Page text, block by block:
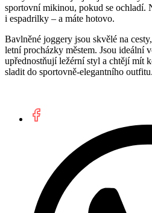
sportovní mikinou, pokud se ochladí.
i espadrilky – a máte hotovo.
Bavlněné joggery jsou skvělé na
letní procházky městem. Jsou ideální
upřednostňují ležérní styl a chtějí mít
sladit do sportovně-elegantního outfitu.